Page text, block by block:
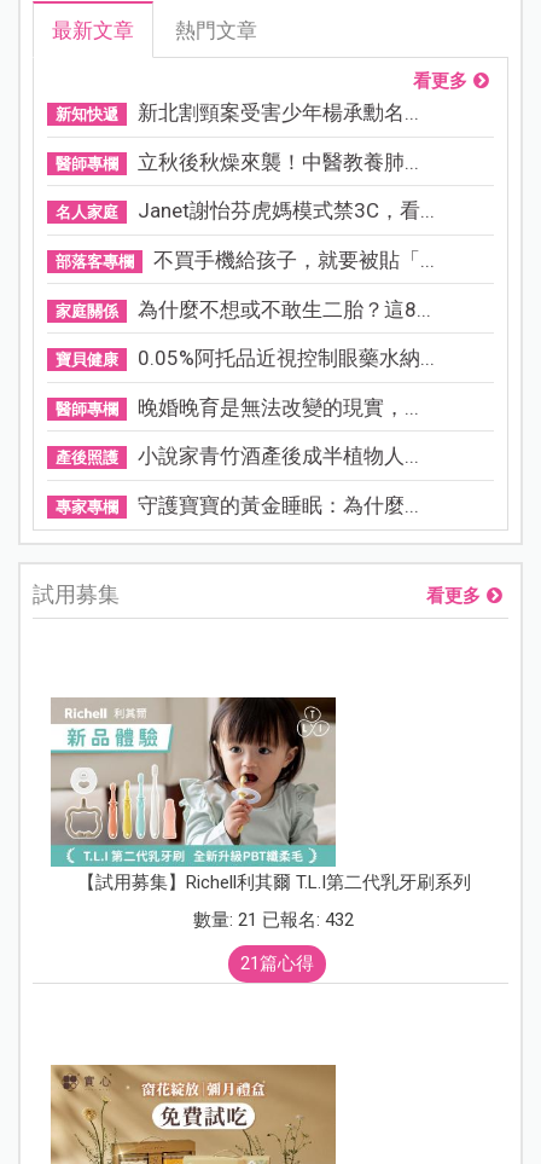
最新文章 熱門文章
看更多
新知快遞 新北割頸案受害少年楊承勳名...
醫師專欄 立秋後秋燥來襲！中醫教養肺...
名人家庭 Janet謝怡芬虎媽模式禁3C，看...
部落客專欄 不買手機給孩子，就要被貼「...
家庭關係 為什麼不想或不敢生二胎？這8...
寶貝健康 0.05%阿托品近視控制眼藥水納...
醫師專欄 晚婚晚育是無法改變的現實，...
產後照護 小說家青竹酒產後成半植物人...
專家專欄 守護寶寶的黃金睡眠：為什麼...
試用募集 看更多
【試用募集】Richell利其爾 T.L.I第二代乳牙刷系列
數量: 21 已報名: 432
21篇心得